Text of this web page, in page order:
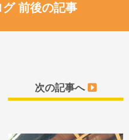
前後の記事
次の記事へ